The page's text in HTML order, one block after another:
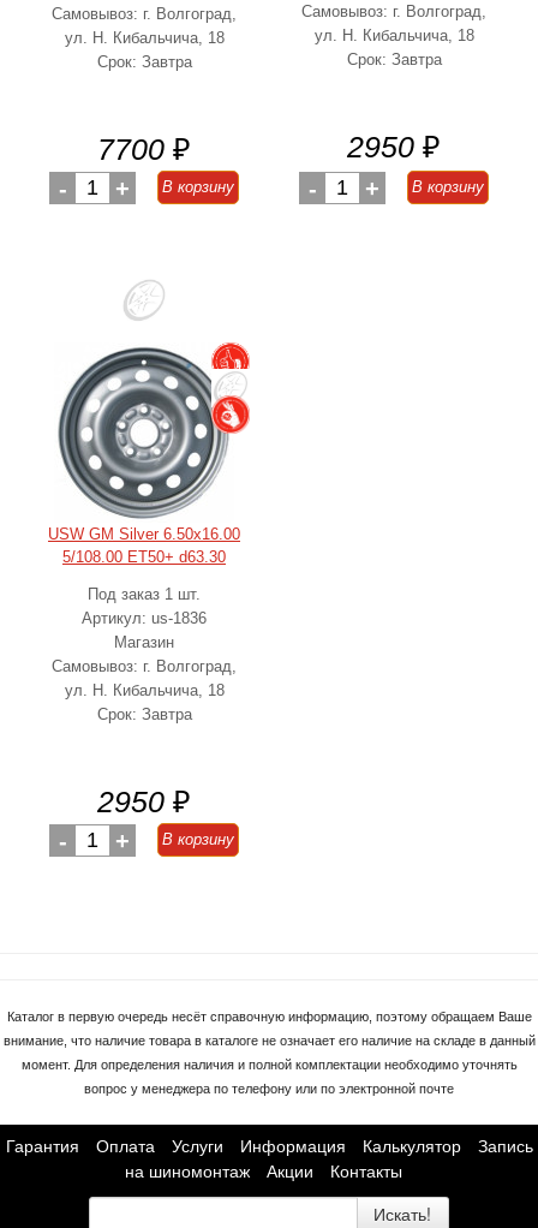
Самовывоз: г. Волгоград,
ул. Н. Кибальчича, 18
Срок: Завтра
7700 ₽
- 1 + В корзину
Самовывоз: г. Волгоград,
ул. Н. Кибальчича, 18
Срок: Завтра
2950 ₽
- 1 + В корзину
USW GM Silver 6.50x16.00
5/108.00 ET50+ d63.30
Под заказ 1 шт.
Артикул: us-1836
Магазин
Самовывоз: г. Волгоград,
ул. Н. Кибальчича, 18
Срок: Завтра
2950 ₽
- 1 + В корзину
Каталог в первую очередь несёт справочную информацию, поэтому обращаем Ваше
внимание, что наличие товара в каталоге не означает его наличие на складе в данный
момент. Для определения наличия и полной комплектации необходимо уточнять
вопрос у менеджера по телефону или по электронной почте
Гарантия Оплата Услуги Информация Калькулятор
Запись
на шиномонтаж
Акции Контакты
Искать!